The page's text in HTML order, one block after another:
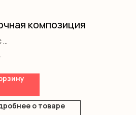
композиция
о товаре